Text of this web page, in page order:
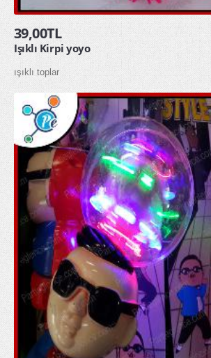
Doğum Günü
Sevgililer Günü
OYUNCAKLAR
ÇOCUK HAVUZU ŞİŞME ÇOCUK HAVUZU
SQUİSHY TOPTAN SUKUŞİ
ŞAKA ÜRÜNLERİ
KAMPANYALAR
YENİ ÜRÜNLER
HAKKIMIZDA
İLETİŞİM
39,00TL
Işıklı Kirpi yoyo
ışıklı toplar